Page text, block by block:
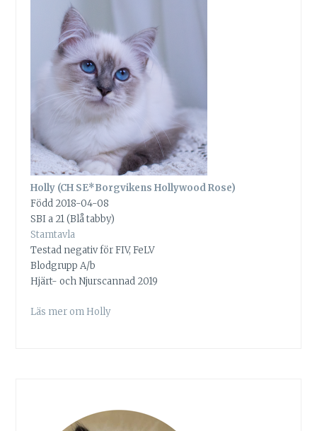
Holly (CH SE*Borgvikens Hollywood Rose)
Född 2018-04-08
SBI a 21 (Blå tabby)
Stamtavla
Testad negativ för FIV, FeLV
Blodgrupp A/b
Hjärt- och Njurscannad 2019
Läs mer om Holly